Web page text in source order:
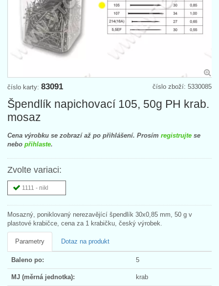
číslo zboží: 5330085
číslo karty: 83091
Špendlík napichovací 105, 50g PH krab.
mosaz
Cena výrobku se zobrazí až po přihlášení. Prosím registrujte se
nebo přihlaste.
Zvolte variaci:
1111 - nikl
Mosazný, poniklovaný nerezavějící špendlík 30x0,85 mm, 50 g v
plastové krabičce, cena za 1 krabičku, český výrobek.
Parametry Dotaz na produkt
Baleno po: 5
MJ (měrná jednotka): krab